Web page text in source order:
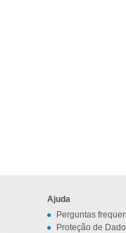
Ajuda
Perguntas
Proteção de